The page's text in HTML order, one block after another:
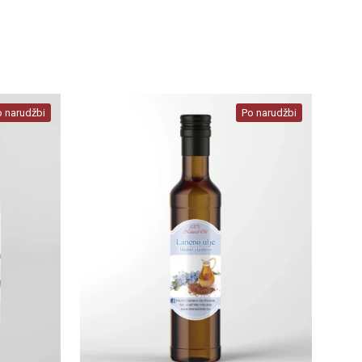
narudžbi Po narudžbi